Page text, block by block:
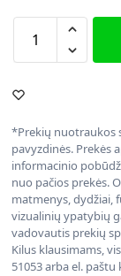
*Prekių nuotraukos
pavyzdinės. Prekės
informacinio
nuo pačios prekės.
matmenys, dydžiai,
vizualinių ypatybių
vadovautis prekių
Kilus klausimams,
51053 arba el.